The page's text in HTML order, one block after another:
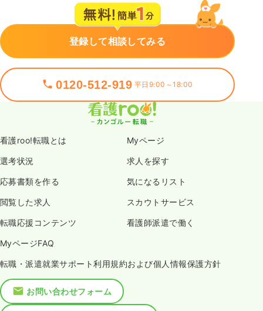
登録して相談してみる
0120-512-919 平日9:00～18:00
看護roo!転職とは Myページ
選考状況 求人を探す
応募書類を作る 気になるリスト
閲覧した求人 スカウトサービス
転職応援コンテンツ 看護師派遣で働く
MyページFAQ
転職・派遣就業サポート利用規約および個人情報保護方針
お問い合わせフォーム